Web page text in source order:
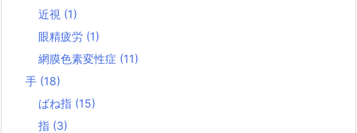
近視 (1)
眼精疲労 (1)
網膜色素変性症 (11)
手 (18)
ばね指 (15)
指 (3)